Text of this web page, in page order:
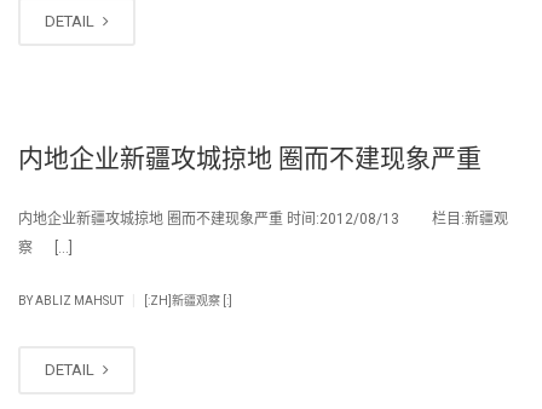
DETAIL
内地企业新疆攻城掠地 圈而不建现象严重
内地企业新疆攻城掠地 圈而不建现象严重 时间:2012/08/13 栏目:新疆观
察 […]
BYABLIZ MAHSUT [:ZH]新疆观察 [:]
DETAIL